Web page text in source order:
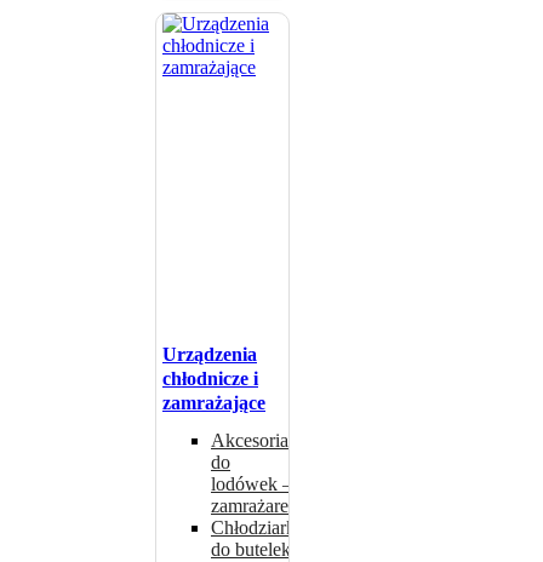
Urządzenia
chłodnicze i
zamrażające
Akcesoria
do
lodówek –
zamrażarek
Chłodziarki
do butelek